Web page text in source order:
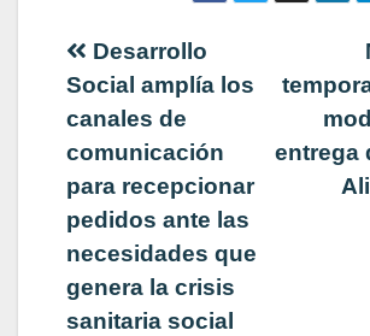
Navegación
de
entradas
entrega
Desarrollo
Social amplía los
canales de
comunicación
para recepcionar
pedidos ante las
necesidades que
genera la crisis
sanitaria social